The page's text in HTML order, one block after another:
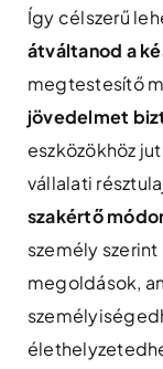
Így célszerű
átváltanod a
megtestesítő
jövedelmet
eszközökhöz
vállalati
szakértő
személy
megoldások,